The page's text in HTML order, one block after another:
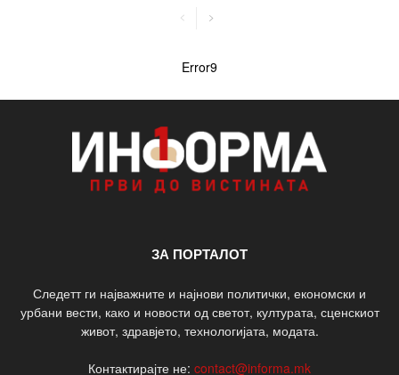
Error9
ЗА ПОРТАЛОТ
Следетт ги најважните и најнови политички, економски и
урбани вести, како и новости од светот, културата, сценскиот
живот, здравјето, технологијата, модата.
Контактирајте не: contact@informa.mk